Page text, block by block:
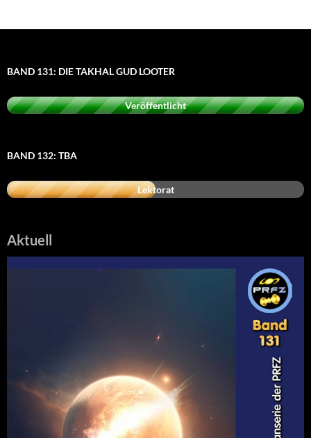
BAND 131: DIE TAKHAL GUD LOOTER
Veröffentlicht
BAND 132: TBA
Lektorat
Aktuell